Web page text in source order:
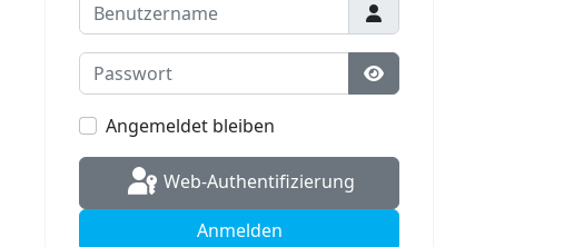
Passwort
Passwort anzeigen
Angemeldet bleiben
Web-Authentifizierung
Anmelden